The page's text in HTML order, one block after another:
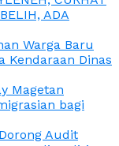
ADA
Warga Baru
Kendaraan Dinas
Magetan
bagi
Audit